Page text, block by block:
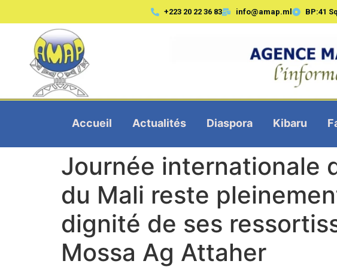
+223 20 22 36 83 info@amap.ml BP:41
Accueil Actualités Diaspora Kibaru
Journée internationale
du Mali reste
dignité de ses
Mossa Ag Attaher